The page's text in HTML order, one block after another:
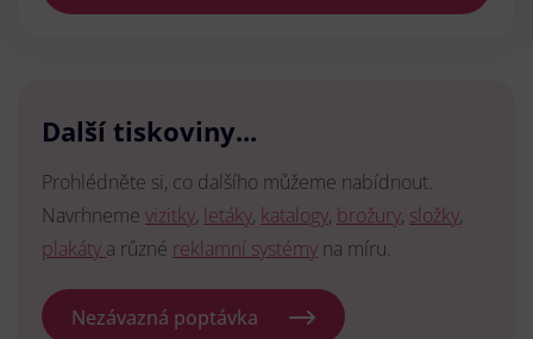
Další tiskoviny...
Prohlédněte si, co dalšího můžeme nabídnout.
Navrhneme vizitky, letáky, katalogy, brožury, složky,
plakáty a různé reklamní systémy na míru.
Nezávazná poptávka